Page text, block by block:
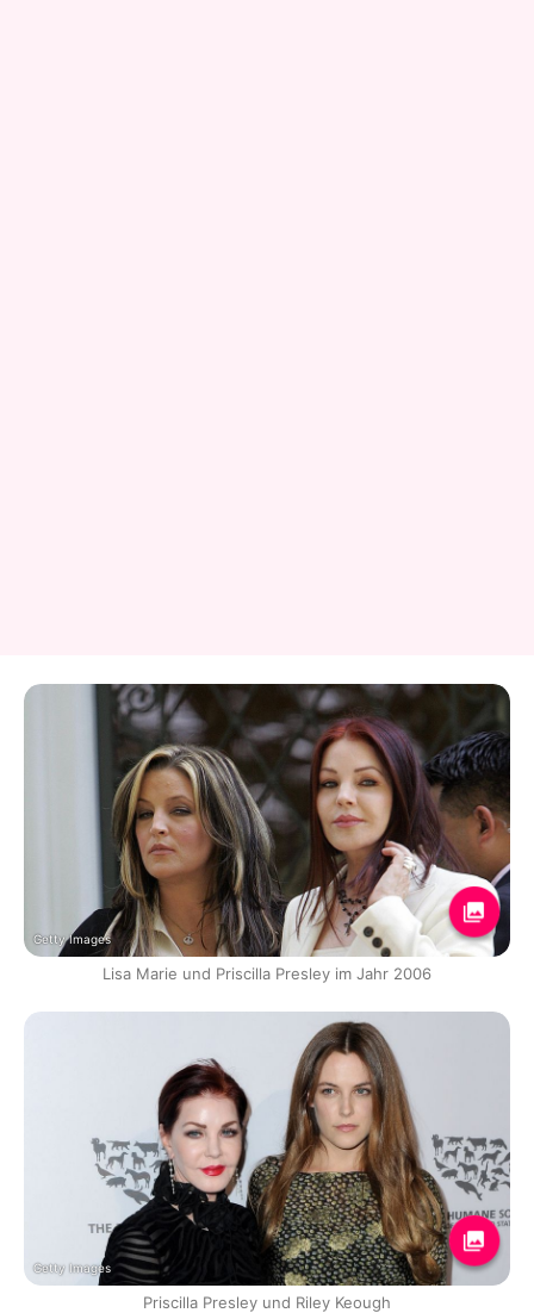
Getty Images
Lisa Marie und Priscilla Presley im Jahr 2006
Getty Images
Priscilla Presley und Riley Keough